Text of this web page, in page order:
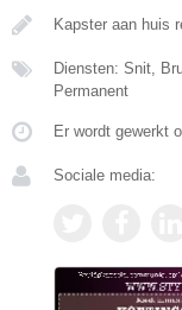
Kapster aan huis
Diensten: Snit,
Permanent
Er wordt gewerkt
Sociale media: